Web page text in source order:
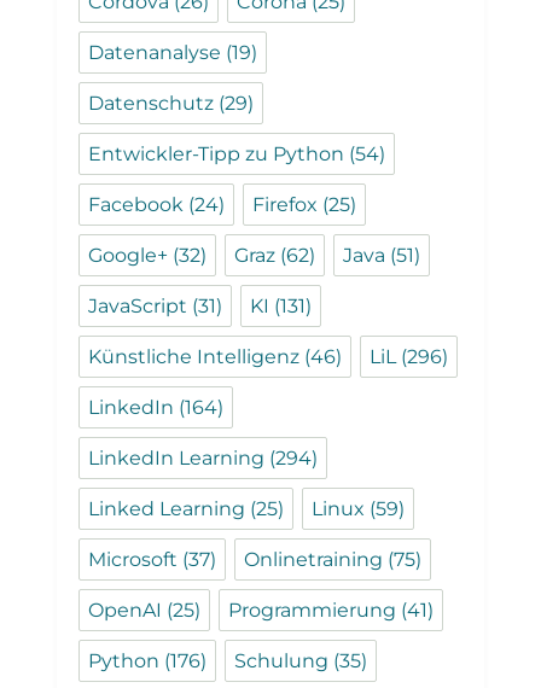
Datenanalyse (19)
Datenschutz (29)
Entwickler-Tipp zu Python (54)
Facebook (24) Firefox (25)
Google+ (32) Graz (62) Java (51)
JavaScript (31) KI (131)
Künstliche Intelligenz (46) LiL(296)
LinkedIn (164)
LinkedIn Learning (294)
Linked Learning (25) Linux (59)
Microsoft (37) Onlinetraining (75)
OpenAI (25) Programmierung (41)
Python (176) Schulung (35)